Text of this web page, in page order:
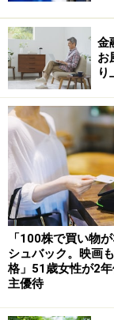
シニアになっ
妻」と訪れた「
行だそう。
およそ10年前
由として、「宿
で、自然光のみ
かりでの宿泊、
金
お
り
「100株で買い物
シュバック。映画
格」51歳女性が2
主優待